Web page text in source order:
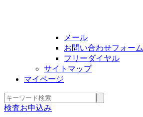
メール
お問い合わせフォーム
フリーダイヤル
サイトマップ
マイページ
検査お申込み